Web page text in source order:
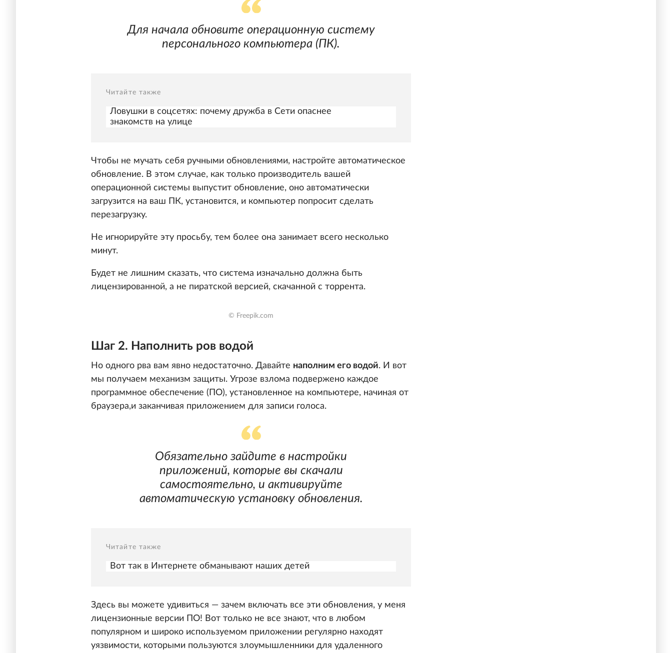
Для начала обновите операционную систему
персонального компьютера (ПК).
Читайте также
Ловушки в соцсетях: почему дружба в Сети опаснее
знакомств на улице
Чтобы не мучать себя ручными обновлениями, настройте автоматическое
обновление. В этом случае, как только производитель вашей
операционной системы выпустит обновление, оно автоматически
загрузится на ваш ПК, установится, и компьютер попросит сделать
перезагрузку.
Не игнорируйте эту просьбу, тем более она занимает всего несколько
минут.
Будет не лишним сказать, что система изначально должна быть
лицензированной, а не пиратской версией, скачанной с торрента.
© Freepik.com
Шаг 2. Наполнить ров водой
Но одного рва вам явно недостаточно. Давайте наполним его водой. И вот
мы получаем механизм защиты. Угрозе взлома подвержено каждое
программное обеспечение (ПО), установленное на компьютере, начиная от
браузера,и заканчивая приложением для записи голоса.
Обязательно зайдите в настройки
приложений, которые вы скачали
самостоятельно, и активируйте
автоматическую установку обновления.
Читайте также
Вот так в Интернете обманывают наших детей
Здесь вы можете удивиться — зачем включать все эти обновления, у меня
лицензионные версии ПО! Вот только не все знают, что в любом
популярном и широко используемом приложении регулярно находят
уязвимости, которыми пользуются злоумышленники для удаленного